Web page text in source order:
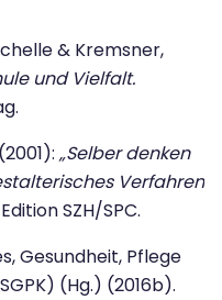
& Kremsner,
und Vielfalt.
„Selber denken
Verfahren
SZH/SPC.
Gesundheit, Pflege
(Hg.) (2016b).